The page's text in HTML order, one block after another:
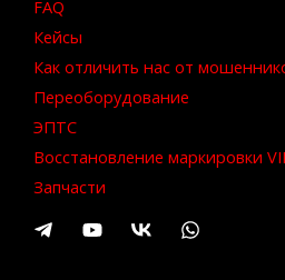
FAQ
Кейсы
Как отличить нас от
Переоборудование
ЭПТС
Восстановление маркировки
Запчасти